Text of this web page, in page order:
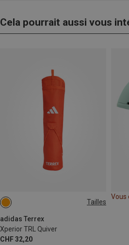
Cela pourrait aussi vous
Tailles
adidas Terrex
Xperior TRL Quiver
CHF 32,20
ONE SIZE
Vous